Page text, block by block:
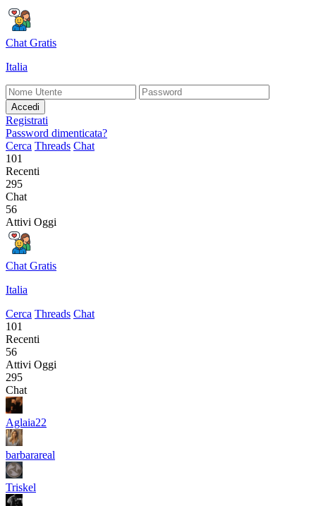
Chat Gratis
Italia
Accedi
Registrati
Password dimenticata?
Cerca Threads Chat
101
Recenti
295
Chat
56
Attivi Oggi
Chat Gratis
Italia
Cerca Threads Chat
101
Recenti
56
Attivi Oggi
295
Chat
Aglaia22
barbarareal
Triskel